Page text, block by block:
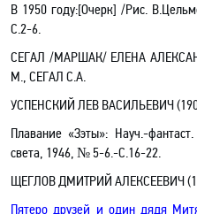
В 1950 году:[Очерк] /Рис.
С.2-6.
СЕГАЛ /МАРШАК/ ЕЛЕНА
М., СЕГАЛ С.А.
УСПЕНСКИЙ ЛЕВ ВАСИЛЬЕВИЧ
Плавание «Зэты»: Науч.-
света, 1946, № 5-6.-С.16-22.
ЩЕГЛОВ ДМИТРИЙ АЛЕКСЕЕВИЧ
Пятеро друзей и один дядя